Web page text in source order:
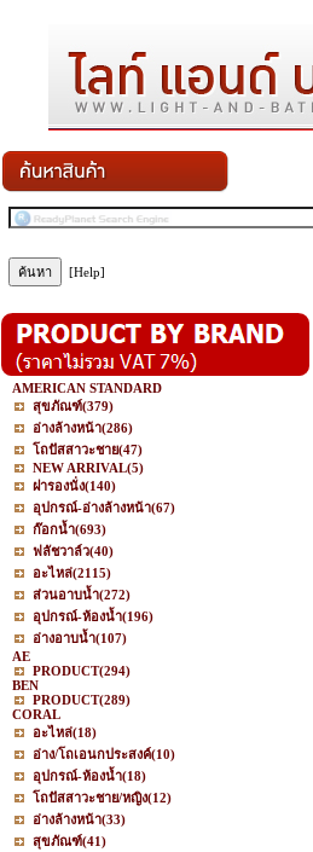
[Help]
AMERICAN STANDARD
สุขภัณฑ์(379)
อ่างล้างหน้า(286)
โถปัสสาวะชาย(47)
NEW ARRIVAL(5)
ฝารองนั่ง(140)
อุปกรณ์-อ่างล้างหน้า(67)
ก๊อกน้ำ(693)
ฟลัชวาล์ว(40)
อะไหล่(2115)
ส่วนอาบน้ำ(272)
อุปกรณ์-ห้องน้ำ(196)
อ่างอาบน้ำ(107)
AE
PRODUCT(294)
BEN
PRODUCT(289)
CORAL
อะไหล่(18)
อ่าง/โถเอนกประสงค์(10)
อุปกรณ์-ห้องน้ำ(18)
โถปัสสาวะชาย/หญิง(12)
อ่างล้างหน้า(33)
สุขภัณฑ์(41)